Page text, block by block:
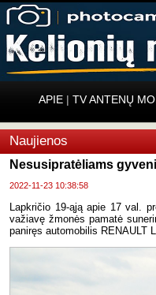
APIE | TV ANTENŲ
Naujienos
Nesusipratėliams
2022-11-23 10:38:58
Lapkričio 19-ąją apie 17 val.
važiavę žmonės pamatė
paniręs automobilis RENAULT